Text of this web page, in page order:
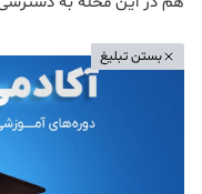
بستن تبلیغ